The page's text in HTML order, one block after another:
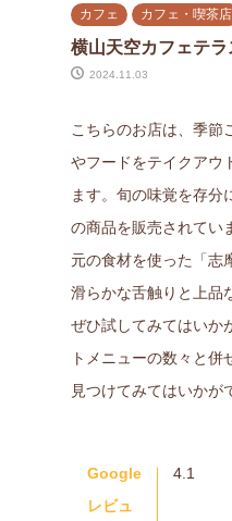
カフェ カフェ・喫茶店
横山天空カフェテ
2024.11.03
こちらのお店は、季節
やフードをテイクアウ
ます。旬の味覚を存分
の商品を販売されてい
元の食材を使った「志
滑らかな舌触りと上品
ぜひ試してみてはいか
トメニューの数々と併
見つけてみてはいかが
Google
レビュ
4.1